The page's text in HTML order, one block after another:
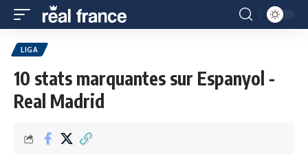
LIGA
10 stats marquantes sur Espanyol -
Real Madrid